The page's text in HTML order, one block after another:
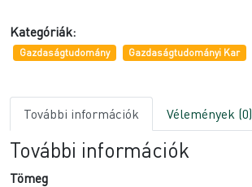
Kategóriák:
Gazdaságtudomány Gazdaságtudományi Kar
További információk Vélemények (0)
További információk
Tömeg